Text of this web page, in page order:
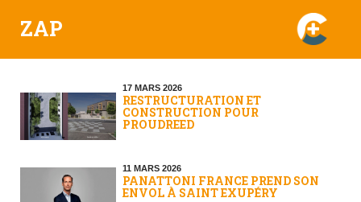
ZAP
17 MARS 2026
RESTRUCTURATION ET
CONSTRUCTION POUR
PROUDREED
11 MARS 2026
PANATTONI FRANCE PREND SON
ENVOL À SAINT EXUPÉRY